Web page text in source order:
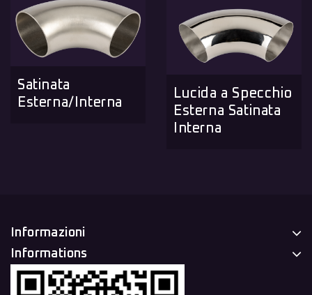
Satinata
Esterna/Interna
Lucida a Specchio
Esterna Satinata
Interna
Informazioni
Informations